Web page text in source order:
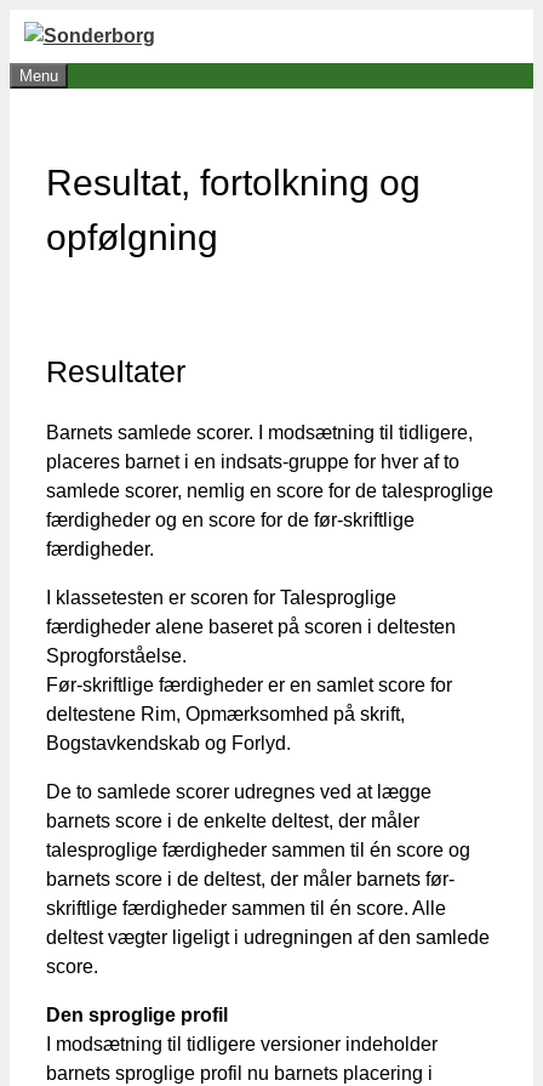
Hop
indhold
Menu
Resultat, fortolkning og
opfølgning
Resultater
Barnets samlede scorer. I modsætning til tidligere,
placeres barnet i en indsats-gruppe for hver af to
samlede scorer, nemlig en score for de talesproglige
færdigheder og en score for de før-skriftlige
færdigheder.
I klassetesten er scoren for Talesproglige
færdigheder alene baseret på scoren i deltesten
Sprogforståelse.
Før-skriftlige færdigheder er en samlet score for
deltestene Rim, Opmærksomhed på skrift,
Bogstavkendskab og Forlyd.
De to samlede scorer udregnes ved at lægge
barnets score i de enkelte deltest, der måler
talesproglige færdigheder sammen til én score og
barnets score i de deltest, der måler barnets før-
skriftlige færdigheder sammen til én score. Alle
deltest vægter ligeligt i udregningen af den samlede
score.
Den sproglige profil
I modsætning til tidligere versioner indeholder
barnets sproglige profil nu barnets placering i